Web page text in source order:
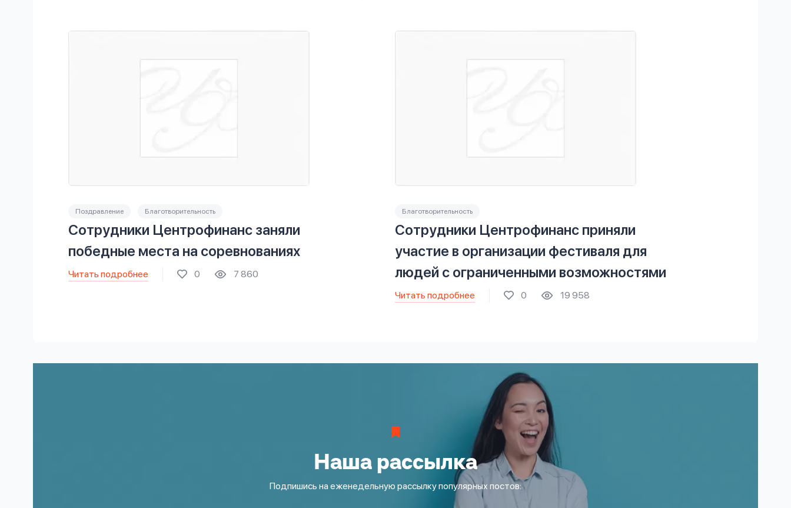
Поздравление Благотворительность
Сотрудники Центрофинанс заняли
победные места на соревнованиях
Читать подробнее 0 7 860
Благотворительность
Сотрудники Центрофинанс приняли
участие в организации фестиваля для
людей с ограниченными возможностями
Читать подробнее 0 19 958
Наша рассылка
Подпишись на еженедельную рассылку популярных постов: